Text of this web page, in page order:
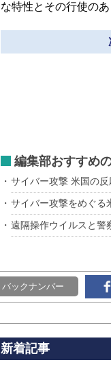
な特性とその行使のあ
編集部おすすめ
サイバー攻撃 米国の
サイバー攻撃をめぐる
遠隔操作ウイルスと警
バックナンバー
新着記事